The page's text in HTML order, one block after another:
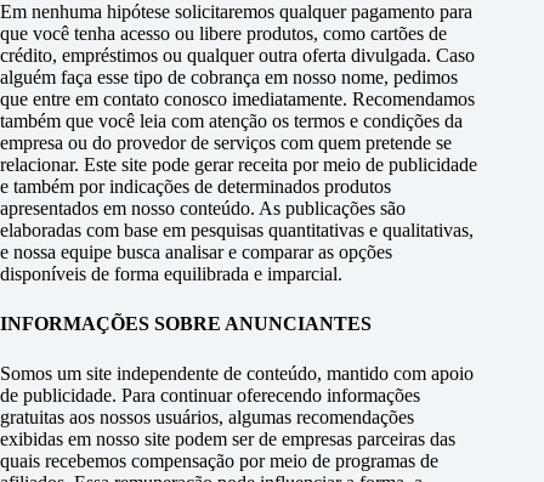
Em nenhuma hipótese solicitaremos qualquer pagamento para
que você tenha acesso ou libere produtos, como cartões de
crédito, empréstimos ou qualquer outra oferta divulgada. Caso
alguém faça esse tipo de cobrança em nosso nome, pedimos
que entre em contato conosco imediatamente. Recomendamos
também que você leia com atenção os termos e condições da
empresa ou do provedor de serviços com quem pretende se
relacionar. Este site pode gerar receita por meio de publicidade
e também por indicações de determinados produtos
apresentados em nosso conteúdo. As publicações são
elaboradas com base em pesquisas quantitativas e qualitativas,
e nossa equipe busca analisar e comparar as opções
disponíveis de forma equilibrada e imparcial.
INFORMAÇÕES SOBRE ANUNCIANTES
Somos um site independente de conteúdo, mantido com apoio
de publicidade. Para continuar oferecendo informações
gratuitas aos nossos usuários, algumas recomendações
exibidas em nosso site podem ser de empresas parceiras das
quais recebemos compensação por meio de programas de